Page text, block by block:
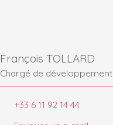
François TOLLARD
Chargé de développement
+33 6 11 92 14 44